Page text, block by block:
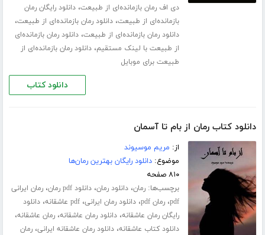
دی اف رمان بازمانده‌ای از طبیعت،دانلود رایگان رمان
بازمانده‌ای از طبیعت،دانلود رمان بازمانده‌ای از طبیعت،
دانلود رمان بازمانده‌ای از طبیعت،دانلود رمان بازمانده‌ای
از طبیعت با لینک مستقیم،دانلود رمان بازمانده‌ای از
طبیعت برای موبایل
دانلود کتاب
دانلود کتاب رمان از بام تا آسمان
از: مریم موسیوند
موضوع:دانلود رایگان بهترین رمان‌ها
۸۱۰ صفحه
برچسب‌ها:رمان،دانلود رمان،دانلود pdf رمان ،رمان ایرانی
pdf،رمان pdf ،دانلود رمان ایرانی،pdf عاشقانه ،دانلود
رایگان رمان عاشقانه،دانلود رمان عاشقانه،رمان عاشقانه،
دانلود کتاب عاشقانه،دانلود رمان عاشقانه ایرانی،رمان